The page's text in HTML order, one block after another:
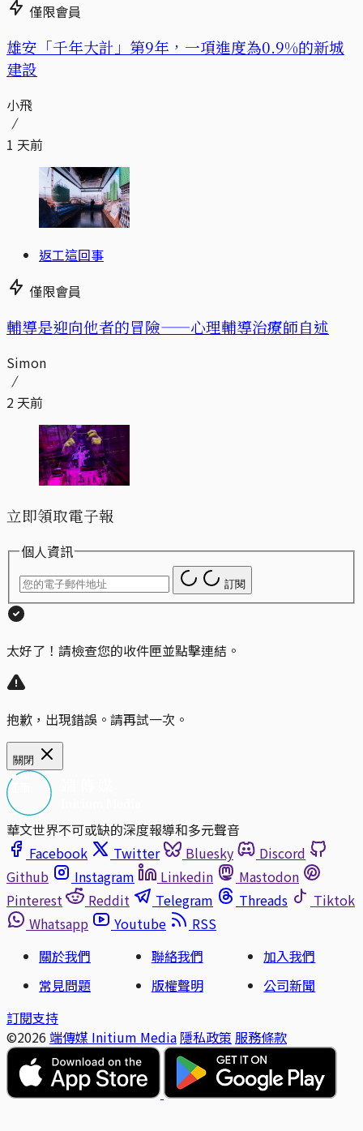
僅限會員
​​雄安「千年大計」第9年，一項進度為0.9%的新城
建設
小飛
1 天前
返工這回事
僅限會員
輔導是迎向他者的冒險——心理輔導治療師自述
Simon
2 天前
立即領取電子報
個人資訊
訂閱
太好了！請檢查您的收件匣並點擊連結。
抱歉，出現錯誤。請再試一次。
關閉
華文世界不可或缺的深度報導和多元聲音
Facebook
Twitter Bluesky
Discord
Github
Instagram Linkedin
Mastodon
Pinterest
Reddit Telegram Threads
Tiktok
Whatsapp
Youtube
RSS
關於我們
聯絡我們
加入我們
常見問題
版權聲明
公司新聞
訂閱支持
©2026 端傳媒 Initium Media 隱私政策 服務條款